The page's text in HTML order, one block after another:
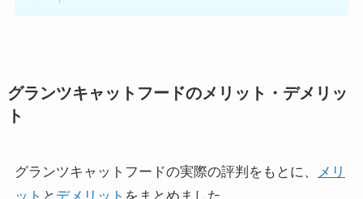
グランツキャットフードのメリット・デメリッ
ト
グランツキャットフードの実際の評判をもとに、
メリ